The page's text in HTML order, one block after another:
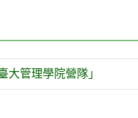
大管理學院營隊」